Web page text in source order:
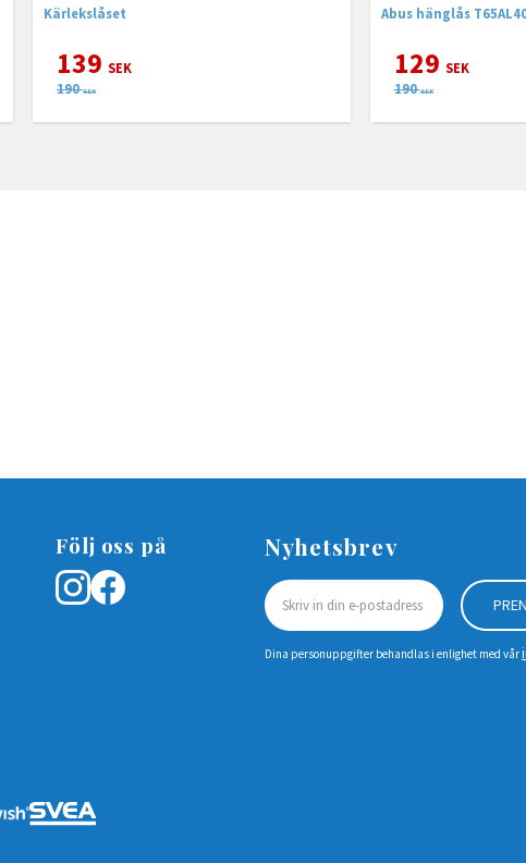
Kärlekslåset
139 SEK
190 SEK
Abus hänglås
129 SEK
190 SEK
Följ oss på Nyhetsbrev
Dina personuppgifter behandlas i enlighet med vår